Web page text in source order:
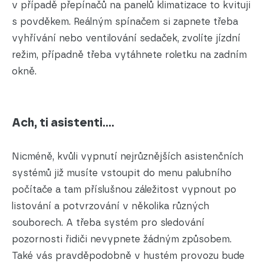
v případě přepínačů na panelů klimatizace to kvituji
s povděkem. Reálným spínačem si zapnete třeba
vyhřívání nebo ventilování sedaček, zvolíte jízdní
režim, případně třeba vytáhnete roletku na zadním
okně.
Ach, ti asistenti....
Nicméně, kvůli vypnutí nejrůznějších asistenčních
systémů již musíte vstoupit do menu palubního
počítače a tam příslušnou záležitost vypnout po
listování a potvrzování v několika různých
souborech. A třeba systém pro sledování
pozornosti řidiči nevypnete žádným způsobem.
Také vás pravděpodobně v hustém provozu bude